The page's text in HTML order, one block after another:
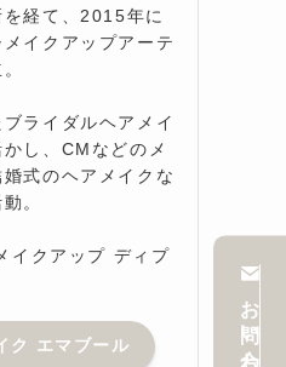
お問い合わせ
経て、2015年に
イクアップアーテ
ライダルヘアメイ
し、CMなどのメ
式のヘアメイクな
。
イクアップ ディプ
ク エマブール